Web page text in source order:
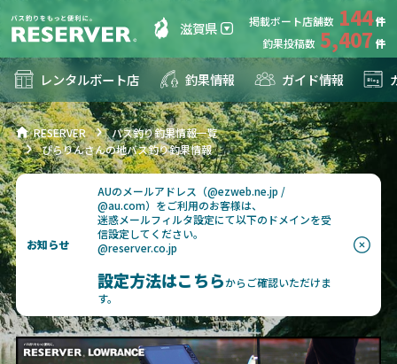
滋賀県 掲載ボート店舗数 144
釣果投稿数 5,407
レンタルボート店 釣果情報 ガイド情報
RESERVER
バス釣り釣果情報一覧
ぴらりんさんの地バス釣り釣果情報
お知らせ
AUのメールアドレス（@ezweb.ne.jp /
@au.com）をご利用のお客様は、
迷惑メールフィルタ設定にて以下のドメインを受
信設定してください。
@reserver.co.jp
設定方法はこちらからご確認いただけま
す。